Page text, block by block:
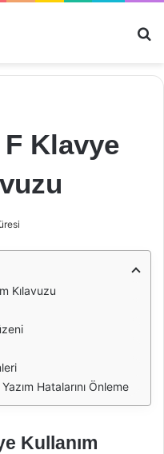
Klavye
Kılavuzu
Hatalarını Önleme
Kullanım